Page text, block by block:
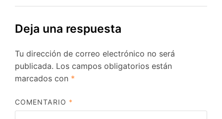
entradas
Deja una respuesta
Tu dirección de correo electrónico no será
publicada. Los campos obligatorios están
marcados con *
COMENTARIO *